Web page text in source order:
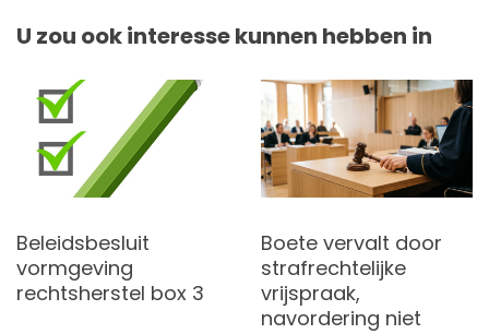
U zou ook interesse kunnen hebben in
Beleidsbesluit
vormgeving
rechtsherstel box 3
Boete vervalt door
strafrechtelijke
vrijspraak,
navordering niet